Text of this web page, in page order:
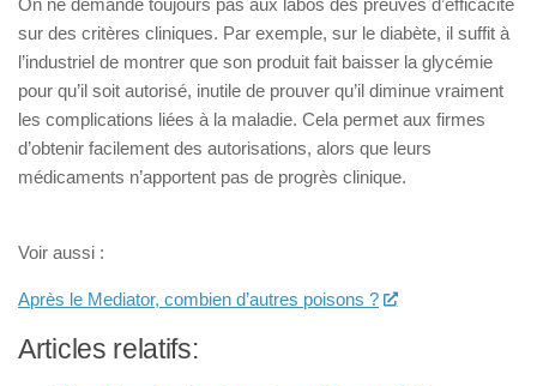
On ne demande toujours pas aux labos des preuves d’efficacité
sur des critères cliniques. Par exemple, sur le diabète, il suffit à
l’industriel de montrer que son produit fait baisser la glycémie
pour qu’il soit autorisé, inutile de prouver qu’il diminue vraiment
les complications liées à la maladie. Cela permet aux firmes
d’obtenir facilement des autorisations, alors que leurs
médicaments n’apportent pas de progrès clinique.
Voir aussi :
Après le Mediator, combien d’autres poisons ?
Articles relatifs: